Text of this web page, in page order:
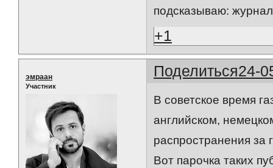
подсказываю:
+1
Поделиться24-
эмраан
Участник
В советское время
английском,
распространения за
Вот парочка таких